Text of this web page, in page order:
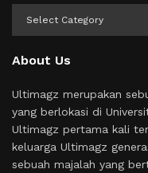
About Us
Ultimagz merupakan
yang berlokasi di
Ultimagz pertama kali
keluarga Ultimagz
sebuah majalah yang